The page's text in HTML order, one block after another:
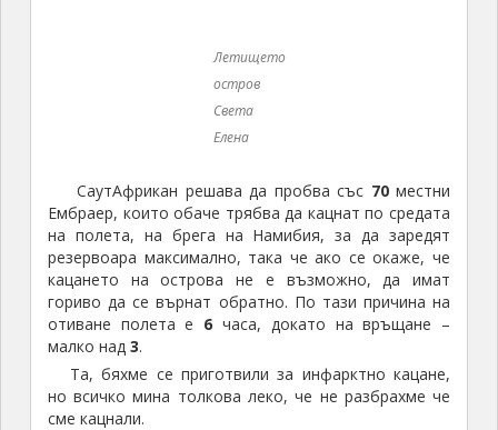
Летището
остров
Света
Елена
СаутАфрикан решава да пробва със 70местни
Ембраер, които обаче трябва да кацнат по средата
на полета, на брега на Намибия, за да заредят
резервоара максимално, така че ако се окаже, че
кацането на острова не е възможно, да имат
гориво да се върнат обратно. По тази причина на
отиване полета е 6 часа, докато на връщане –
малко над 3.
Та, бяхме се приготвили за инфарктно кацане,
но всичко мина толкова леко, че не разбрахме че
сме кацнали.